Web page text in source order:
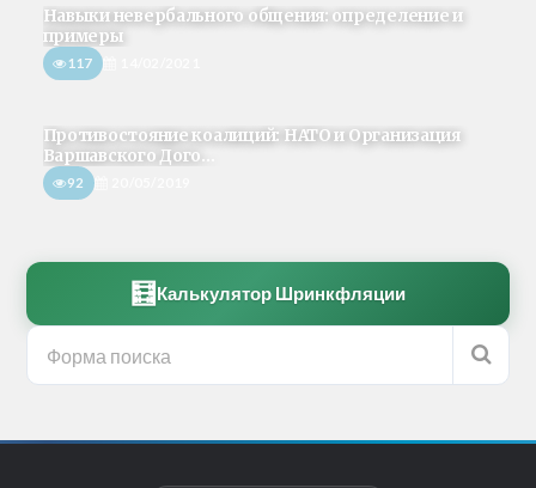
Навыки невербального общения: определение и
примеры
117
Противостояние коалиций: НАТО и Организация
Варшавского Дого...
92
🧮 Калькулятор Шринкфляции